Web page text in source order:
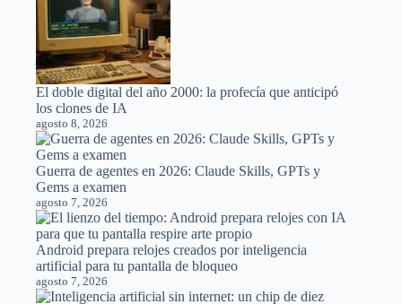
El doble digital del año 2000: la profecía que anticipó
los clones de IA
agosto 8, 2026
Guerra de agentes en 2026: Claude Skills, GPTs y
Gems a examen
agosto 7, 2026
Android prepara relojes creados por inteligencia
artificial para tu pantalla de bloqueo
agosto 7, 2026